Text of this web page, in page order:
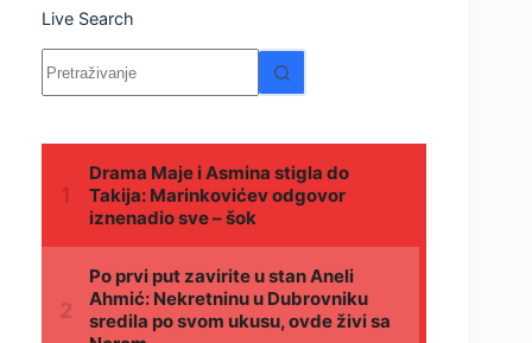
Live Search
Nema
rezultata.